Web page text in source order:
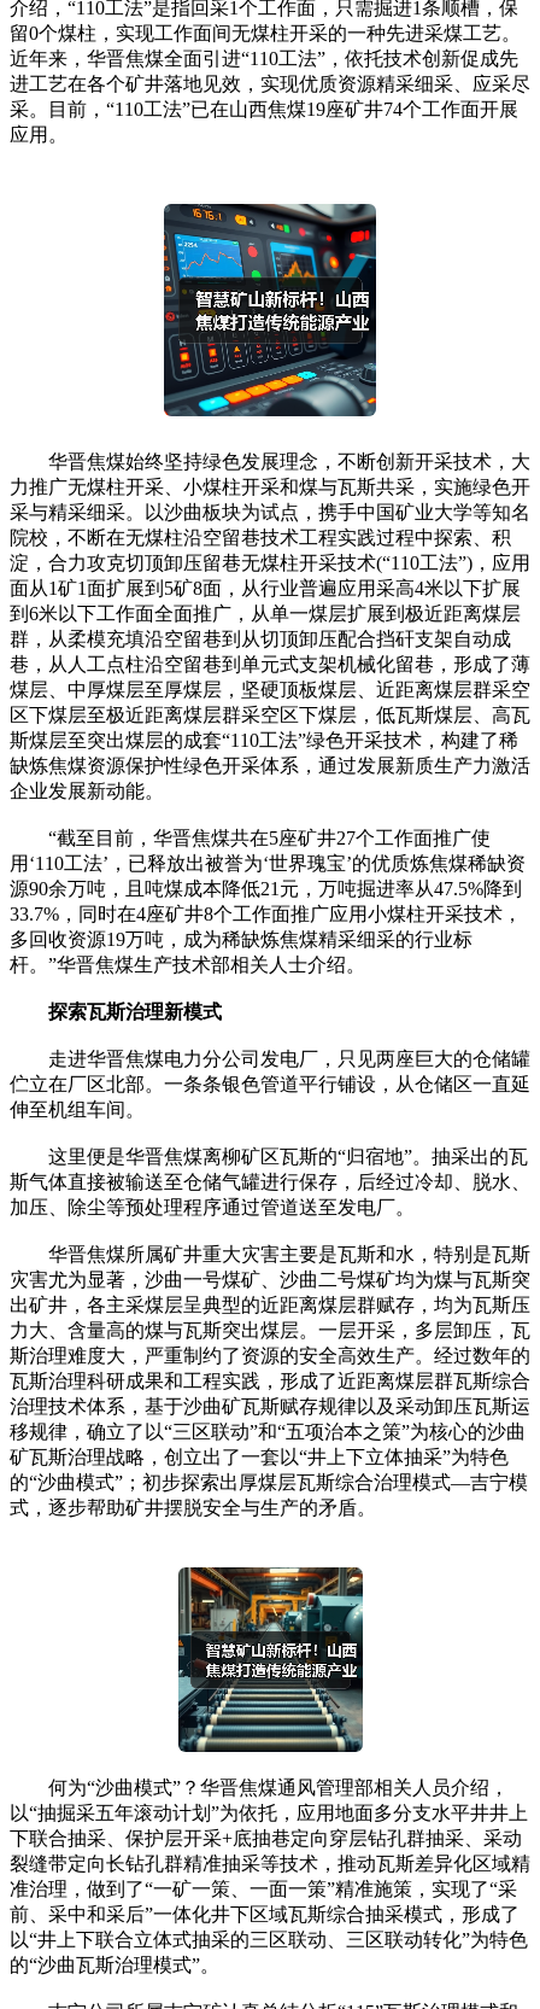
介绍，“110工法”是指回采1个工作面，只需掘进1条顺槽，保
留0个煤柱，实现工作面间无煤柱开采的一种先进采煤工艺。
近年来，华晋焦煤全面引进“110工法”，依托技术创新促成先
进工艺在各个矿井落地见效，实现优质资源精采细采、应采尽
采。目前，“110工法”已在山西焦煤19座矿井74个工作面开展
应用。
华晋焦煤始终坚持绿色发展理念，不断创新开采技术，大
力推广无煤柱开采、小煤柱开采和煤与瓦斯共采，实施绿色开
采与精采细采。以沙曲板块为试点，携手中国矿业大学等知名
院校，不断在无煤柱沿空留巷技术工程实践过程中探索、积
淀，合力攻克切顶卸压留巷无煤柱开采技术(“110工法”)，应用
面从1矿1面扩展到5矿8面，从行业普遍应用采高4米以下扩展
到6米以下工作面全面推广，从单一煤层扩展到极近距离煤层
群，从柔模充填沿空留巷到从切顶卸压配合挡矸支架自动成
巷，从人工点柱沿空留巷到单元式支架机械化留巷，形成了薄
煤层、中厚煤层至厚煤层，坚硬顶板煤层、近距离煤层群采空
区下煤层至极近距离煤层群采空区下煤层，低瓦斯煤层、高瓦
斯煤层至突出煤层的成套“110工法”绿色开采技术，构建了稀
缺炼焦煤资源保护性绿色开采体系，通过发展新质生产力激活
企业发展新动能。
“截至目前，华晋焦煤共在5座矿井27个工作面推广使
用‘110工法’，已释放出被誉为‘世界瑰宝’的优质炼焦煤稀缺资
源90余万吨，且吨煤成本降低21元，万吨掘进率从47.5%降到
33.7%，同时在4座矿井8个工作面推广应用小煤柱开采技术，
多回收资源19万吨，成为稀缺炼焦煤精采细采的行业标
杆。”华晋焦煤生产技术部相关人士介绍。
探索瓦斯治理新模式
走进华晋焦煤电力分公司发电厂，只见两座巨大的仓储罐
伫立在厂区北部。一条条银色管道平行铺设，从仓储区一直延
伸至机组车间。
这里便是华晋焦煤离柳矿区瓦斯的“归宿地”。抽采出的瓦
斯气体直接被输送至仓储气罐进行保存，后经过冷却、脱水、
加压、除尘等预处理程序通过管道送至发电厂。
华晋焦煤所属矿井重大灾害主要是瓦斯和水，特别是瓦斯
灾害尤为显著，沙曲一号煤矿、沙曲二号煤矿均为煤与瓦斯突
出矿井，各主采煤层呈典型的近距离煤层群赋存，均为瓦斯压
力大、含量高的煤与瓦斯突出煤层。一层开采，多层卸压，瓦
斯治理难度大，严重制约了资源的安全高效生产。经过数年的
瓦斯治理科研成果和工程实践，形成了近距离煤层群瓦斯综合
治理技术体系，基于沙曲矿瓦斯赋存规律以及采动卸压瓦斯运
移规律，确立了以“三区联动”和“五项治本之策”为核心的沙曲
矿瓦斯治理战略，创立出了一套以“井上下立体抽采”为特色
的“沙曲模式”；初步探索出厚煤层瓦斯综合治理模式—吉宁模
式，逐步帮助矿井摆脱安全与生产的矛盾。
何为“沙曲模式”？华晋焦煤通风管理部相关人员介绍，
以“抽掘采五年滚动计划”为依托，应用地面多分支水平井井上
下联合抽采、保护层开采+底抽巷定向穿层钻孔群抽采、采动
裂缝带定向长钻孔群精准抽采等技术，推动瓦斯差异化区域精
准治理，做到了“一矿一策、一面一策”精准施策，实现了“采
前、采中和采后”一体化井下区域瓦斯综合抽采模式，形成了
以“井上下联合立体式抽采的三区联动、三区联动转化”为特色
的“沙曲瓦斯治理模式”。